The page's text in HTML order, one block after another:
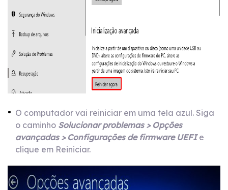
O computador vai reiniciar em uma tela azul. Siga
o caminho Solucionar problemas > Opções
avançadas > Configurações de firmware UEFIe
clique em Reiniciar.